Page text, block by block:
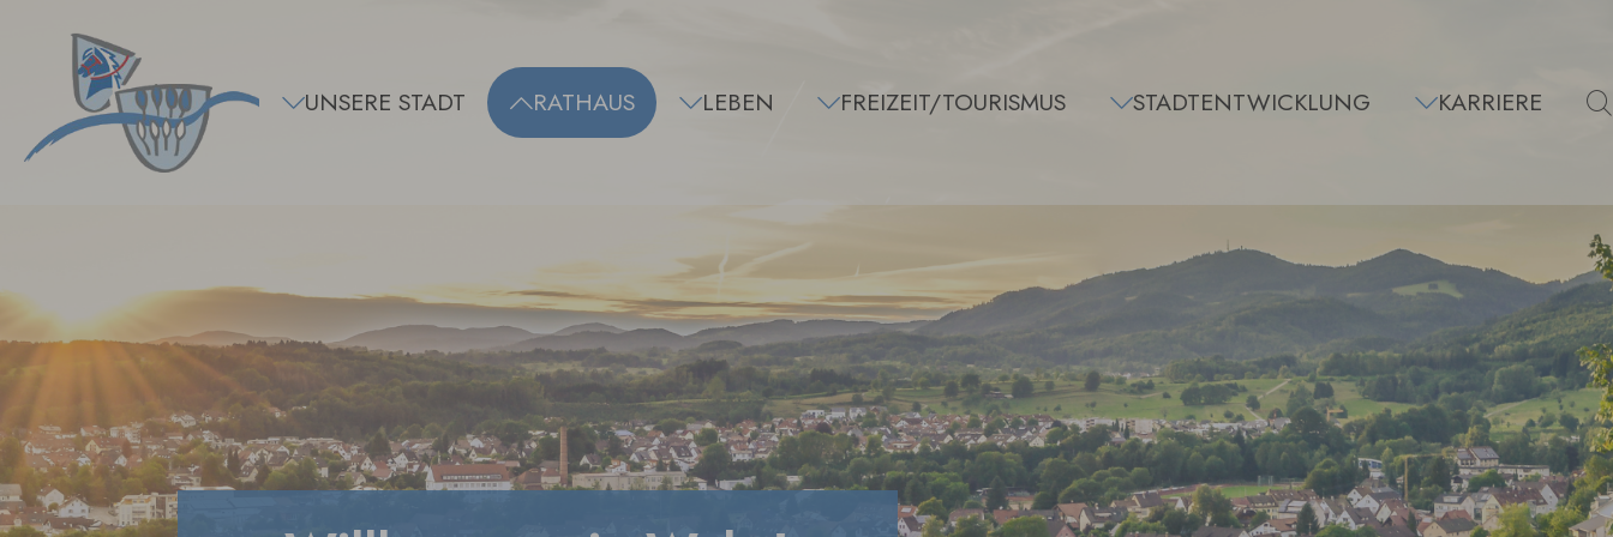
UNSERE STADT RATHAUS LEBEN FREIZEIT/TOURISMUS STADTENTWICKLUNG KARRIERE